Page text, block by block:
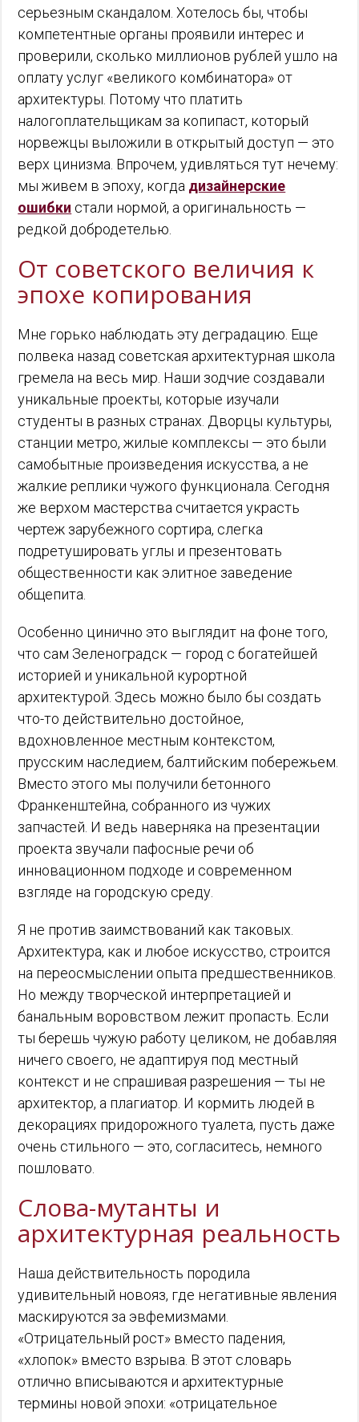
серьезным скандалом. Хотелось бы, чтобы
компетентные органы проявили интерес и
проверили, сколько миллионов рублей ушло на
оплату услуг «великого комбинатора» от
архитектуры. Потому что платить
налогоплательщикам за копипаст, который
норвежцы выложили в открытый доступ — это
верх цинизма. Впрочем, удивляться тут нечему:
мы живем в эпоху, когда дизайнерские
ошибки стали нормой, а оригинальность —
редкой добродетелью.
От советского величия к
эпохе копирования
Мне горько наблюдать эту деградацию. Еще
полвека назад советская архитектурная школа
гремела на весь мир. Наши зодчие создавали
уникальные проекты, которые изучали
студенты в разных странах. Дворцы культуры,
станции метро, жилые комплексы — это были
самобытные произведения искусства, а не
жалкие реплики чужого функционала. Сегодня
же верхом мастерства считается украсть
чертеж зарубежного сортира, слегка
подретушировать углы и презентовать
общественности как элитное заведение
общепита.
Особенно цинично это выглядит на фоне того,
что сам Зеленоградск — город с богатейшей
историей и уникальной курортной
архитектурой. Здесь можно было бы создать
что-то действительно достойное,
вдохновленное местным контекстом,
прусским наследием, балтийским побережьем.
Вместо этого мы получили бетонного
Франкенштейна, собранного из чужих
запчастей. И ведь наверняка на презентации
проекта звучали пафосные речи об
инновационном подходе и современном
взгляде на городскую среду.
Я не против заимствований как таковых.
Архитектура, как и любое искусство, строится
на переосмыслении опыта предшественников.
Но между творческой интерпретацией и
банальным воровством лежит пропасть. Если
ты берешь чужую работу целиком, не добавляя
ничего своего, не адаптируя под местный
контекст и не спрашивая разрешения — ты не
архитектор, а плагиатор. И кормить людей в
декорациях придорожного туалета, пусть даже
очень стильного — это, согласитесь, немного
пошловато.
Слова-мутанты и
архитектурная реальность
Наша действительность породила
удивительный новояз, где негативные явления
маскируются за эвфемизмами.
«Отрицательный рост» вместо падения,
«хлопок» вместо взрыва. В этот словарь
отлично вписываются и архитектурные
термины новой эпохи: «отрицательное